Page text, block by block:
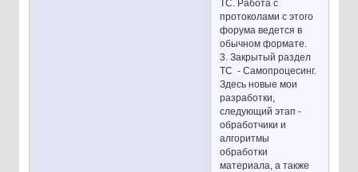
ТС. Работа с
протоколами с этого
форума ведется в
обычном формате.
3. Закрытый раздел
ТС - Самопроцесинг.
Здесь новые мои
разработки,
следующий этап -
обработчики и
алгоритмы
обработки
материала, а также